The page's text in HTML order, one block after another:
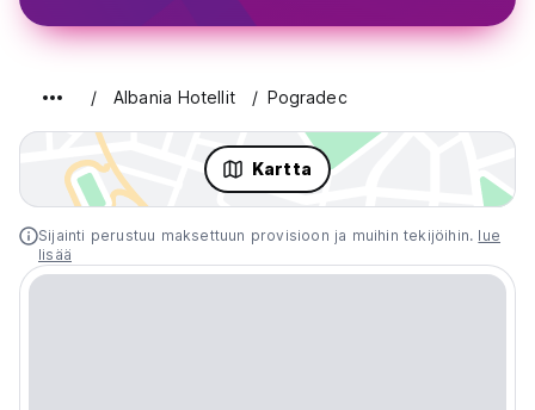
Albania Hotellit Pogradec
Kartta
Sijainti perustuu maksettuun provisioon ja muihin tekijöihin. lue
lisää